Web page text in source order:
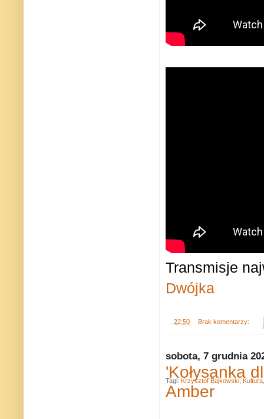
Transmisje
Dwójka
22:50 Brak komentarzy:
sobota, 7 grudnia
'Kołysanka
Amber
Tagi: Krzysztof Bajkowski Kultura